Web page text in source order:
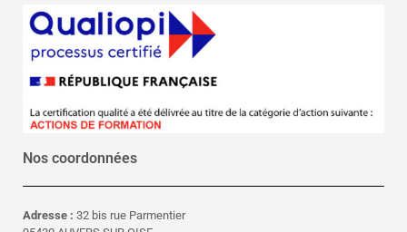
Nos coordonnées
Adresse : 32 bis rue Parmentier